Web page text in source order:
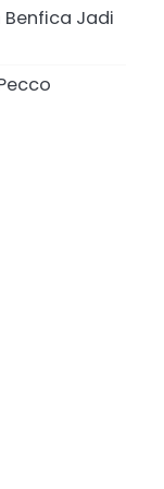
Benfica Jadi